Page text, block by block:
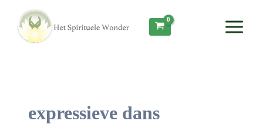
Menu
expressieve dans
naar: